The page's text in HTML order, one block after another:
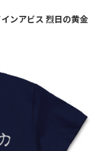
ンアビス 烈日の黄金